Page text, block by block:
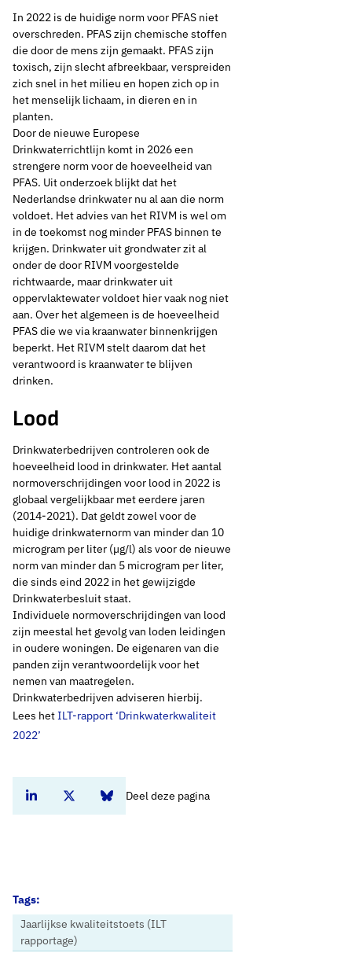
Thema's:
Drinkwaterkwaliteit
Home Nieuws
In 2022 is de huidige norm voor PFAS niet
overschreden. PFAS zijn chemische stoffen
die door de mens zijn gemaakt. PFAS zijn
toxisch, zijn slecht afbreekbaar, verspreiden
zich snel in het milieu en hopen zich op in
het menselijk lichaam, in dieren en in
planten.
Door de nieuwe Europese
Drinkwaterrichtlijn komt in 2026 een
strengere norm voor de hoeveelheid van
PFAS. Uit onderzoek blijkt dat het
Nederlandse drinkwater nu al aan die norm
voldoet. Het advies van het RIVM is wel om
in de toekomst nog minder PFAS binnen te
krijgen. Drinkwater uit grondwater zit al
onder de door RIVM voorgestelde
richtwaarde, maar drinkwater uit
oppervlaktewater voldoet hier vaak nog niet
aan. Over het algemeen is de hoeveelheid
PFAS die we via kraanwater binnenkrijgen
beperkt. Het RIVM stelt daarom dat het
verantwoord is kraanwater te blijven
drinken.
Lood
Drinkwaterbedrijven controleren ook de
hoeveelheid lood in drinkwater. Het aantal
normoverschrijdingen voor lood in 2022 is
globaal vergelijkbaar met eerdere jaren
(2014-2021). Dat geldt zowel voor de
huidige drinkwaternorm van minder dan 10
microgram per liter (µg/l) als voor de nieuwe
norm van minder dan 5 microgram per liter,
die sinds eind 2022 in het gewijzigde
Drinkwaterbesluit staat.
Individuele normoverschrijdingen van lood
zijn meestal het gevolg van loden leidingen
in oudere woningen. De eigenaren van die
panden zijn verantwoordelijk voor het
nemen van maatregelen.
Drinkwaterbedrijven adviseren hierbij.
Lees hetILT-rapport ‘Drinkwaterkwaliteit
2022’
Deel deze pagina
Deel dit artikel op Linkedin
Deel dit artikel op Twitter
Deel dit artikel op Bluesky
Tags:
Jaarlijkse kwaliteitstoets (ILT
rapportage)